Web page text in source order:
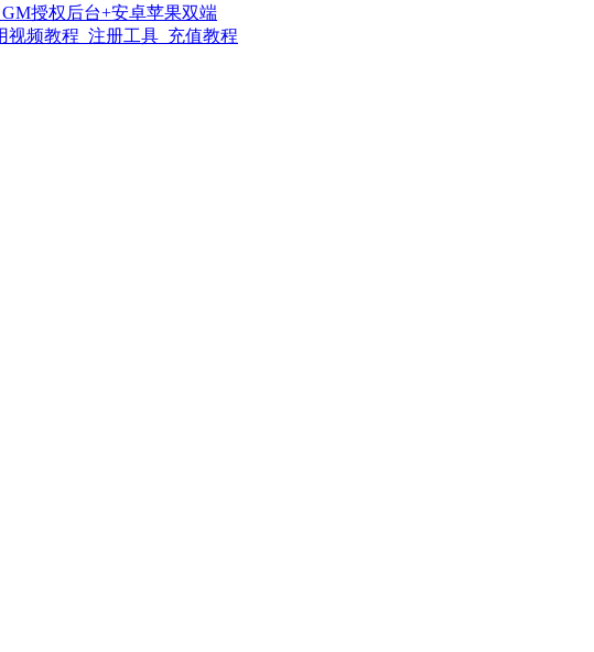
授权后台+安卓苹果双端
频教程_注册工具_充值教程